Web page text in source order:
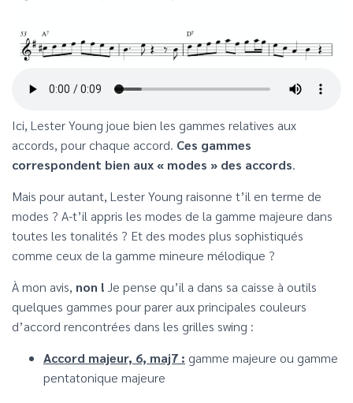
Ici, Lester Young joue bien les gammes relatives aux
accords, pour chaque accord. Ces gammes
correspondent bien aux « modes » des accords.
Mais pour autant, Lester Young raisonne t’il en terme de
modes ? A-t’il appris les modes de la gamme majeure dans
toutes les tonalités ? Et des modes plus sophistiqués
comme ceux de la gamme mineure mélodique ?
À mon avis, non ! Je pense qu’il a dans sa caisse à outils
quelques gammes pour parer aux principales couleurs
d’accord rencontrées dans les grilles swing :
Accord majeur, 6, maj7 : gamme majeure ou gamme
pentatonique majeure